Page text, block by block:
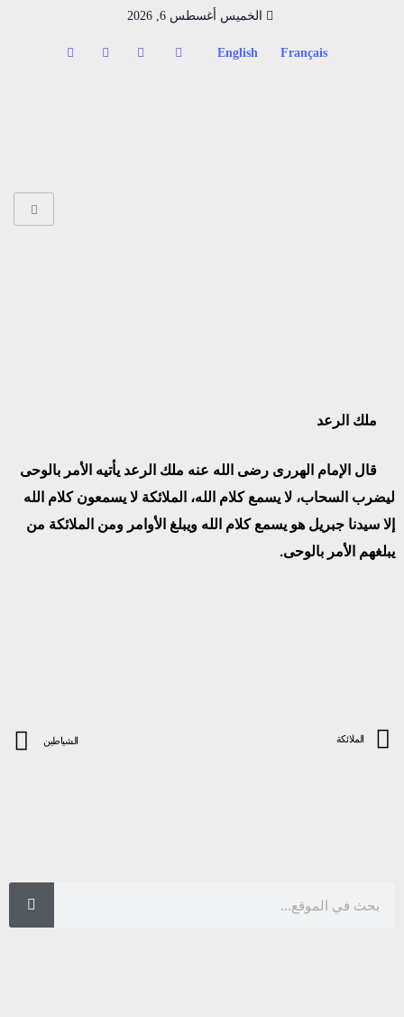
الخميس أغسطس 6, 2026
Français
English
ملك الرعد
قال الإمام الهررى رضى الله عنه ملك الرعد يأتيه الأمر بالوحى
ليضرب السحاب، لا يسمع كلام الله، الملائكة لا يسمعون كلام الله
إلا سيدنا جبريل هو يسمع كلام الله ويبلغ الأوامر ومن الملائكة من
يبلغهم الأمر بالوحى.
الملائكة الشياطين